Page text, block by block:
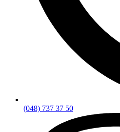
(048) 737 37 50